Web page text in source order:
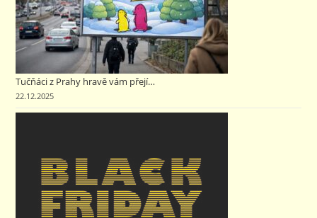
Tučňáci z Prahy hravě vám přejí…
22.12.2025